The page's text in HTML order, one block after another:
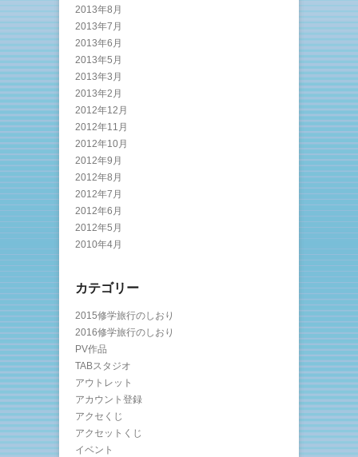
2013年8月
2013年7月
2013年6月
2013年5月
2013年3月
2013年2月
2012年12月
2012年11月
2012年10月
2012年9月
2012年8月
2012年7月
2012年6月
2012年5月
2010年4月
カテゴリー
2015修学旅行のしおり
2016修学旅行のしおり
PV作品
TABスタジオ
アウトレット
アカウント登録
アクセくじ
アクセットくじ
イベント